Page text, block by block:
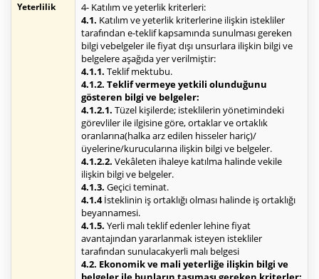
Yeterlilik
4- Katılım ve yeterlik kriterleri:
4.1. Katılım ve yeterlik kriterlerine ilişkin istekliler
tarafından e-teklif kapsamında sunulması gereken
bilgi vebelgeler ile fiyat dışı unsurlara ilişkin bilgi ve
belgelere aşağıda yer verilmiştir:
4.1.1. Teklif mektubu.
4.1.2. Teklif vermeye yetkili olunduğunu
gösteren bilgi ve belgeler:
4.1.2.1. Tüzel kişilerde; isteklilerin yönetimindeki
görevliler ile ilgisine göre, ortaklar ve ortaklık
oranlarına(halka arz edilen hisseler hariç)/
üyelerine/kurucularına ilişkin bilgi ve belgeler.
4.1.2.2. Vekâleten ihaleye katılma halinde vekile
ilişkin bilgi ve belgeler.
4.1.3. Geçici teminat.
4.1.4İsteklinin iş ortaklığı olması halinde iş ortaklığı
beyannamesi.
4.1.5. Yerli malı teklif edenler lehine fiyat
avantajından yararlanmak isteyen istekliler
tarafından sunulacakyerli malı belgesi
4.2. Ekonomik ve mali yeterliğe ilişkin bilgi ve